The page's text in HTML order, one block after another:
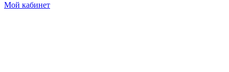
Мой кабинет